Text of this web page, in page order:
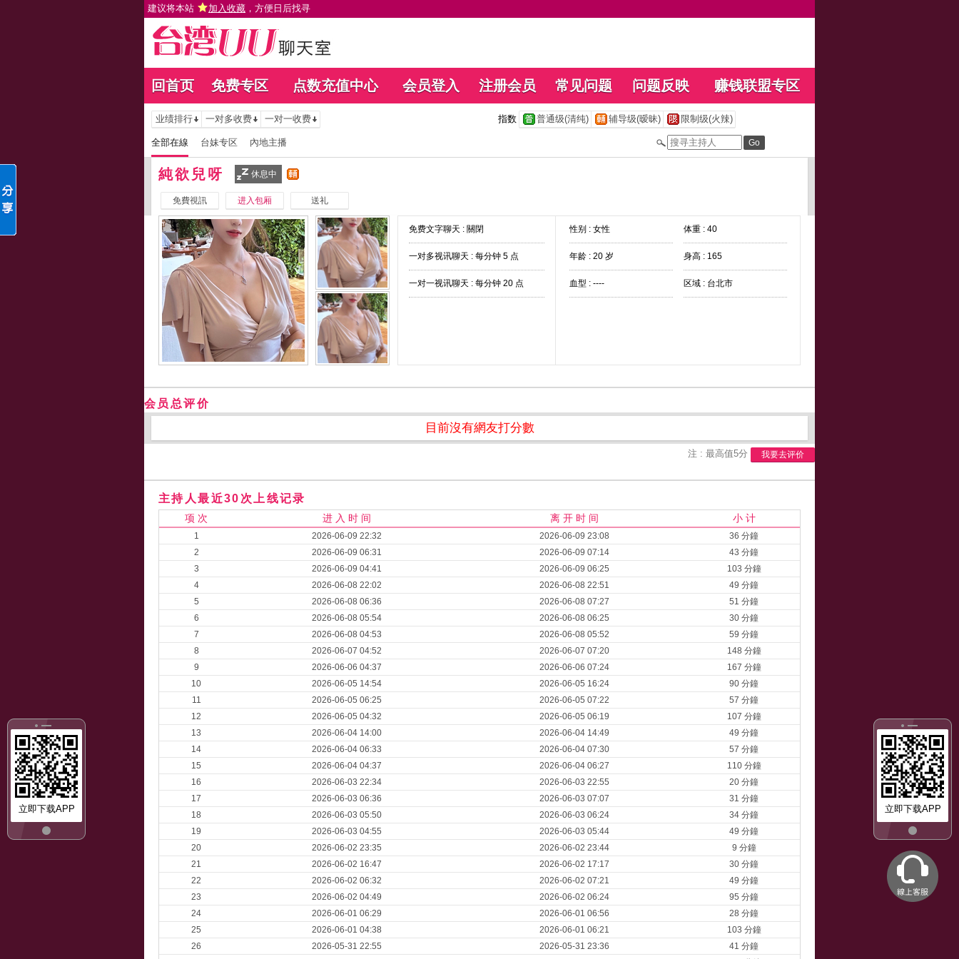
建议将本站 加入收藏 ，方便日后找寻
回首页 免费专区 点数充值中心 会员登入 注册会员 常见问题 问题反映 赚钱联盟专区
立即下载APP
立即下载APP
业绩排行 一对多收费 一对一收费 指数 普通级(清纯) 辅导级(暧昧) 限制级(火辣)
全部在線 台妹专区 內地主播
純欲兒呀 休息中
免費視訊 进入包厢 送礼
免费文字聊天 : 關閉
一对多视讯聊天 : 每分钟 5 点
一对一视讯聊天 : 每分钟 20 点
性别 : 女性 体重 : 40
年龄 : 20 岁 身高 : 165
血型 : ---- 区域 : 台北市
会员总评价
目前沒有網友打分數
注 : 最高值5分 我要去评价
主持人最近30次上线记录
项 次 进 入 时 间 离 开 时 间 小 计
1 2026-06-09 22:32 2026-06-09 23:08
36 分鐘
2
2026-06-09 06:31 2026-06-09 07:14
43 分鐘
3
2026-06-09 04:41 2026-06-09 06:25
103 分鐘
4
2026-06-08 22:02 2026-06-08 22:51
49 分鐘
5
2026-06-08 06:36 2026-06-08 07:27
51 分鐘
6
2026-06-08 05:54 2026-06-08 06:25
30 分鐘
7
2026-06-08 04:53 2026-06-08 05:52
59 分鐘
8
2026-06-07 04:52 2026-06-07 07:20
148 分鐘
9
2026-06-06 04:37 2026-06-06 07:24
167 分鐘
10
2026-06-05 14:54 2026-06-05 16:24
90 分鐘
11
2026-06-05 06:25 2026-06-05 07:22
57 分鐘
12
2026-06-05 04:32 2026-06-05 06:19
107 分鐘
13
2026-06-04 14:00 2026-06-04 14:49
49 分鐘
14
2026-06-04 06:33 2026-06-04 07:30
57 分鐘
15
2026-06-04 04:37 2026-06-04 06:27
110 分鐘
16
2026-06-03 22:34 2026-06-03 22:55
20 分鐘
17
2026-06-03 06:36 2026-06-03 07:07
31 分鐘
18
2026-06-03 05:50 2026-06-03 06:24
34 分鐘
19
2026-06-03 04:55 2026-06-03 05:44
49 分鐘
20
2026-06-02 23:35 2026-06-02 23:44
9 分鐘
21
2026-06-02 16:47 2026-06-02 17:17
30 分鐘
22
2026-06-02 06:32 2026-06-02 07:21
49 分鐘
23
2026-06-02 04:49 2026-06-02 06:24
95 分鐘
24
2026-06-01 06:29 2026-06-01 06:56
28 分鐘
25
2026-06-01 04:38 2026-06-01 06:21
103 分鐘
26
2026-05-31 22:55 2026-05-31 23:36
41 分鐘